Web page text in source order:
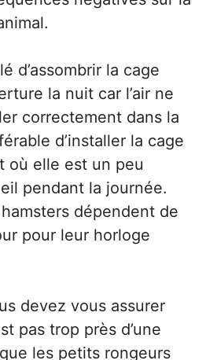
d’assombrir la cage
la nuit car l’air ne
correctement dans la
d’installer la cage
où elle est un peu
pendant la journée.
dépendent de
pour leur horloge
devez vous assurer
pas trop près d’une
les petits rongeurs